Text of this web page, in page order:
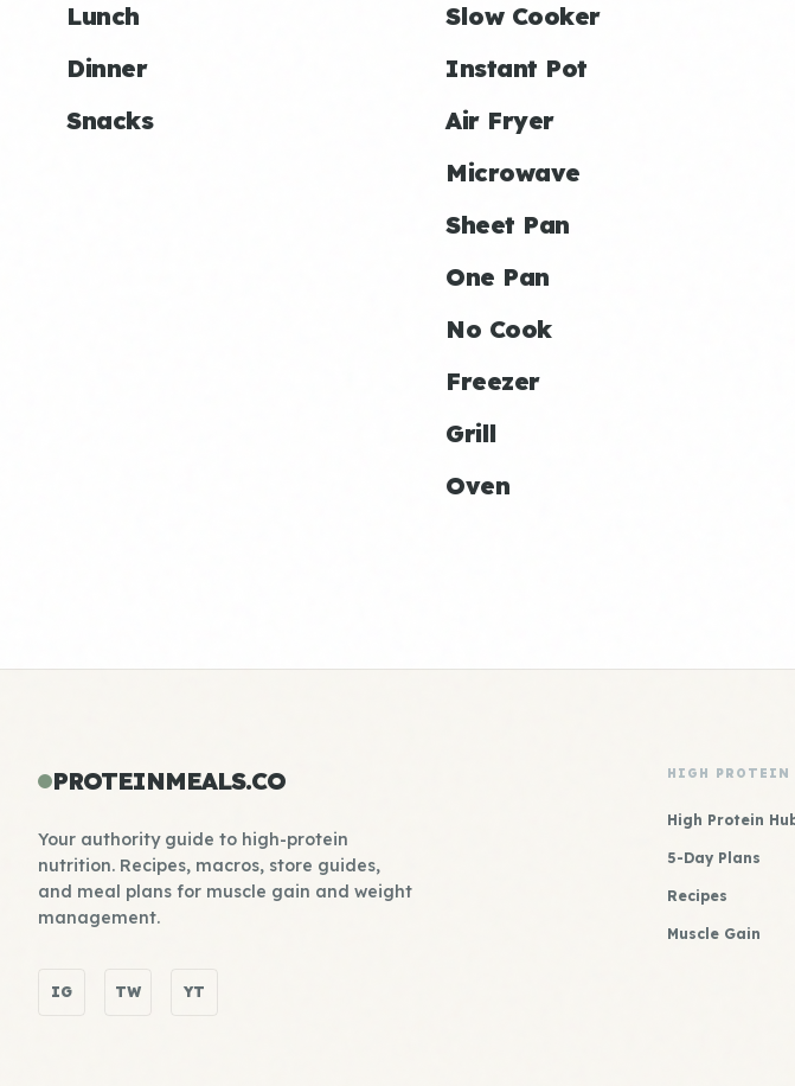
Lunch
Dinner
Snacks
Slow Cooker
Instant Pot
Air Fryer
Microwave
Sheet Pan
One Pan
No Cook
Freezer
Grill
Oven
PROTEINMEALS.CO
Your authority guide to high-protein
nutrition. Recipes, macros, store guides,
and meal plans for muscle gain and weight
management.
IG TW YT
HIGH PROTEIN
High Protein
5-Day Plans
Recipes
Muscle Gain